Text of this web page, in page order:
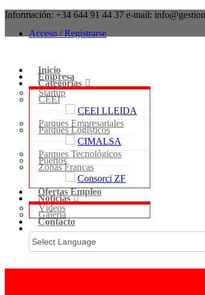
Información: +34 644 91 44 37 e-mail:
Acceso / Registrarse
Inicio
Empresa
Categorías
Startup
CEEI
CEEI LLEIDA
Parques Empresariales
Parques Logísticos
CIMALSA
Parques Tecnológicos
Puertos
Zonas Francas
Consorci ZF
Ofertas Empleo
Noticias
Vídeos
Galeria
Contacto